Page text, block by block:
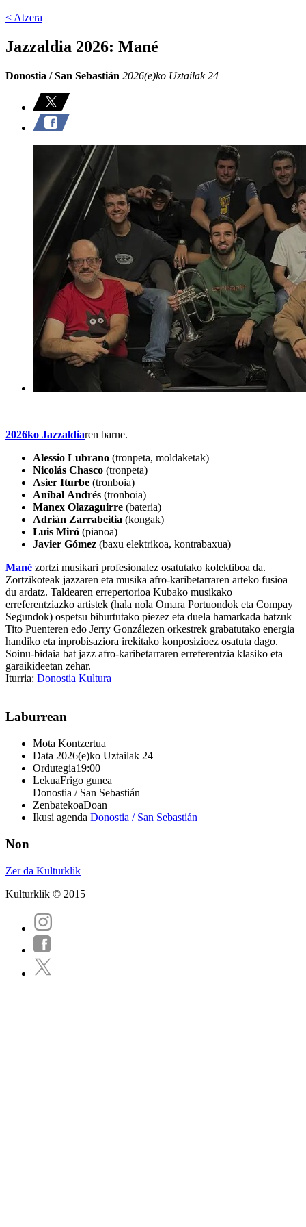
< Atzera
Jazzaldia 2026: Mané
Donostia / San Sebastián 2026(e)ko Uztailak 24
2026ko Jazzaldiaren barne.
Alessio Lubrano (tronpeta, moldaketak)
Nicolás Chasco (tronpeta)
Asier Iturbe (tronboia)
Aníbal Andrés (tronboia)
Manex Olazaguirre (bateria)
Adrián Zarrabeitia (kongak)
Luis Miró (pianoa)
Javier Gómez (baxu elektrikoa, kontrabaxua)
Mané zortzi musikari profesionalez osatutako kolektiboa da.
Zortzikoteak jazzaren eta musika afro-karibetarraren arteko fusioa
du ardatz. Taldearen errepertorioa Kubako musikako
erreferentziazko artistek (hala nola Omara Portuondok eta Compay
Segundok) ospetsu bihurtutako piezez eta duela hamarkada batzuk
Tito Puenteren edo Jerry Gonzálezen orkestrek grabatutako energia
handiko eta inprobisaziora irekitako konposizioez osatuta dago.
Soinu-bidaia bat jazz afro-karibetarraren erreferentzia klasiko eta
garaikideetan zehar.
Iturria: Donostia Kultura
Laburrean
Mota Kontzertua
Data 2026(e)ko Uztailak 24
Ordutegia19:00
LekuaFrigo gunea
Donostia / San Sebastián
ZenbatekoaDoan
Ikusi agenda Donostia / San Sebastián
Non
Zer da Kulturklik
Kulturklik © 2015